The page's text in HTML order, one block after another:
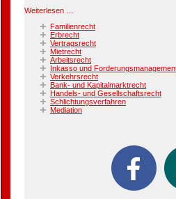
Weiterlesen …
Familienrecht
Erbrecht
Vertragsrecht
Mietrecht
Arbeitsrecht
Inkasso und
Verkehrsrecht
Bank- und Kapitalmarktrecht
Handels- und Gesellschaftsrecht
Schlichtungsverfahren
Mediation